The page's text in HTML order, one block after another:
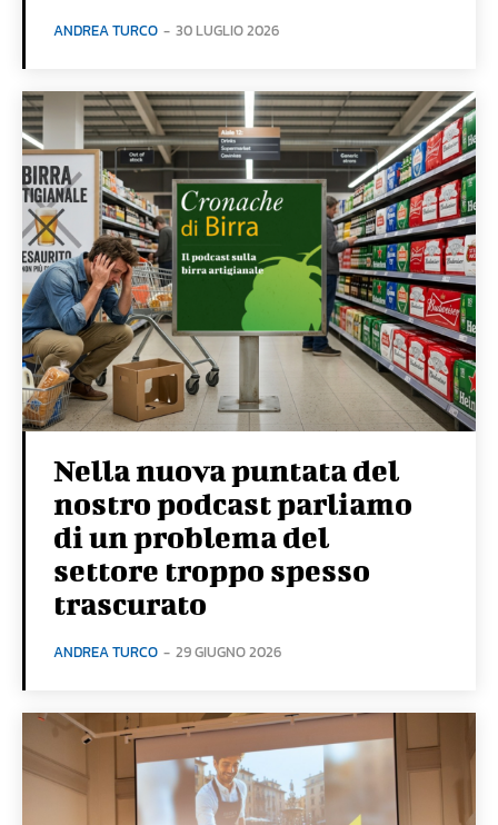
ANDREA TURCO - 30 LUGLIO 2026
Nella nuova puntata del
nostro podcast parliamo
di un problema del
settore troppo spesso
trascurato
ANDREA TURCO - 29 GIUGNO 2026